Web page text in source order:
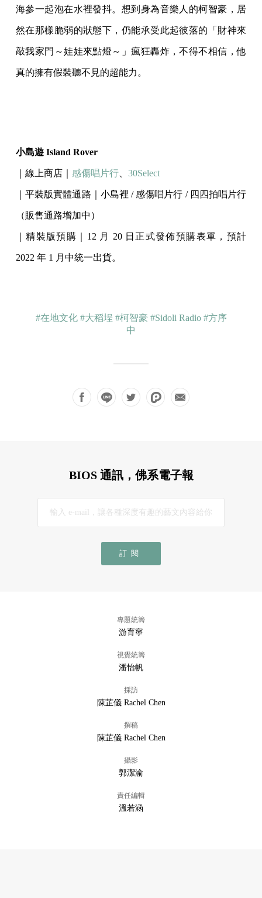
海參一起泡在水裡發抖。想到身為音樂人的柯智豪，居
然在那樣脆弱的狀態下，仍能承受此起彼落的「財神來
敲我家門～娃娃來點燈～」瘋狂轟炸，不得不相信，他
真的擁有假裝聽不見的超能力。
小島遊 Island Rover
｜線上商店｜ 感傷唱片行 30Select
｜平裝版實體通路｜小島裡 / 感傷唱片行 / 四四拍唱片行
（販售通路增加中）
｜精裝版預購｜12 月 20 日正式發佈預購表單，預計
2022 年 1 月中統一出貨。
#在地文化 #大稻埕 #柯智豪 #Sidoli Radio #方序
中
BIOS 通訊，佛系電子報
訂閱
專題統籌
游育寧
視覺統籌
潘怡帆
採訪
陳芷儀 Rachel Chen
撰稿
陳芷儀 Rachel Chen
攝影
郭潔渝
責任編輯
溫若涵